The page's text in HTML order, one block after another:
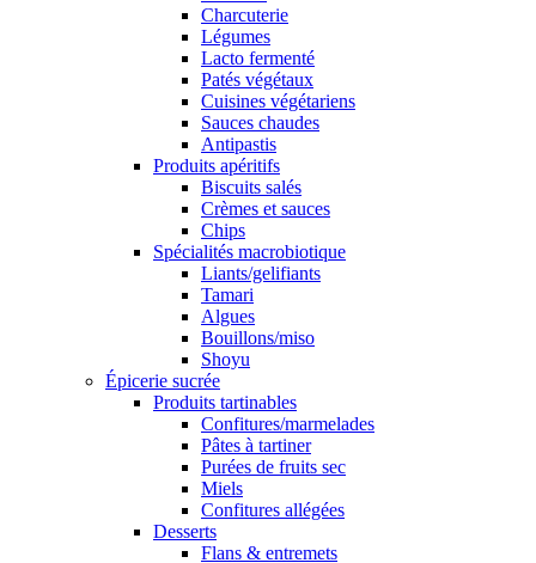
Charcuterie
Légumes
Lacto fermenté
Patés végétaux
Cuisines végétariens
Sauces chaudes
Antipastis
Produits apéritifs
Biscuits salés
Crèmes et sauces
Chips
Spécialités macrobiotique
Liants/gelifiants
Tamari
Algues
Bouillons/miso
Shoyu
Épicerie sucrée
Produits tartinables
Confitures/marmelades
Pâtes à tartiner
Purées de fruits sec
Miels
Confitures allégées
Desserts
Flans & entremets